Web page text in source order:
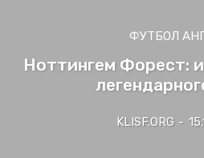
ФУТБОЛ
Ноттингем Форест:
KLISF.ORG -